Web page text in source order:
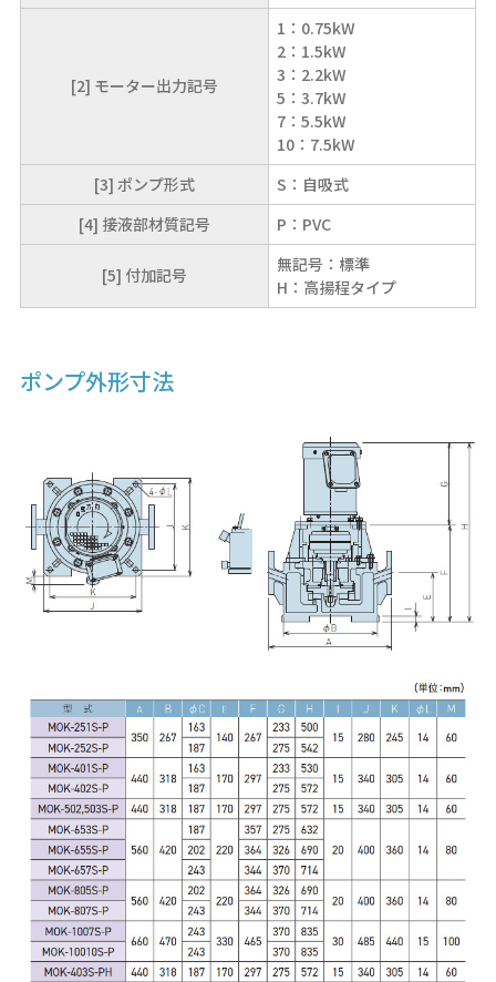
[2] モーター出力記号
1：0.75kW
2：1.5kW
3：2.2kW
5：3.7kW
7：5.5kW
10：7.5kW
[3] ポンプ形式
S：自吸式
[4] 接液部材質記号
P：PVC
[5] 付加記号
無記号：標準
H：高揚程タイプ
ポンプ外形寸法